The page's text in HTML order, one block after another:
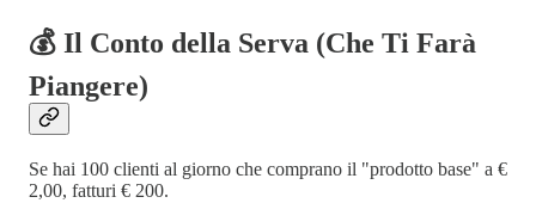
💰 Il Conto della Serva (Che Ti Farà
Piangere)
Se hai 100 clienti al giorno che comprano il "prodotto base" a €
2,00, fatturi € 200.